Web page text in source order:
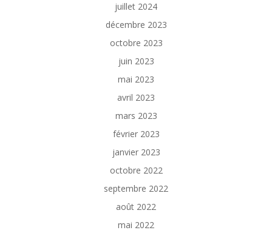
juillet 2024
décembre 2023
octobre 2023
juin 2023
mai 2023
avril 2023
mars 2023
février 2023
janvier 2023
octobre 2022
septembre 2022
août 2022
mai 2022